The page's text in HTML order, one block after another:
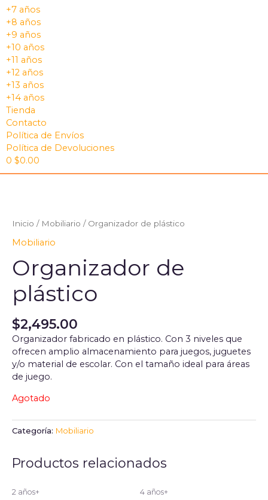
+7 años
+8 años
+9 años
+10 años
+11 años
+12 años
+13 años
+14 años
Tienda
Contacto
Política de Envíos
Política de Devoluciones
0 $0.00
Inicio / Mobiliario / Organizador de plástico
Mobiliario
Organizador de
plástico
$2,495.00
Organizador fabricado en plástico. Con 3 niveles que
ofrecen amplio almacenamiento para juegos, juguetes
y/o material de escolar. Con el tamaño ideal para áreas
de juego.
Agotado
Categoría: Mobiliario
Productos relacionados
2 años+ 4 años+